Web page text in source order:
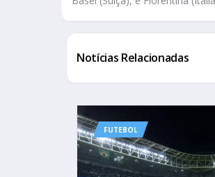
Notícias Relacionadas
FUTEBOL